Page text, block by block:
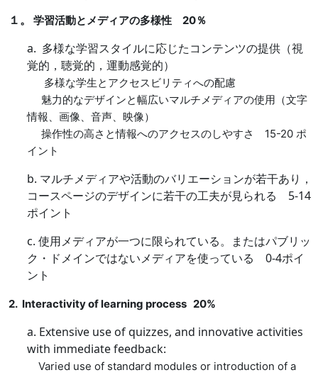
１。
学習活動とメディアの多様性 20％
a. 多様な学習スタイルに応じたコンテンツの提供（視
覚的，聴覚的，運動感覚的）
多様な学生とアクセスビリティへの配慮
魅力的なデザインと幅広いマルチメディアの使用（文字
情報、画像、音声、映像）
操作性の高さと情報へのアクセスのしやすさ 15-20 ポ
イント
b. マルチメディアや活動のバリエーションが若干あり，
コースページのデザインに若干の工夫が見られる 5-14
ポイント
c. 使用メディアが一つに限られている。またはパブリッ
ク・ドメインではないメディアを使っている 0-4ポイ
ント
2. Interactivity of learning process 20%
a. Extensive use of quizzes, and innovative activities
with immediate feedback:
Varied use of standard modules or introduction of a